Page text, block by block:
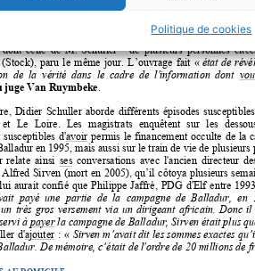
Politique de cookies